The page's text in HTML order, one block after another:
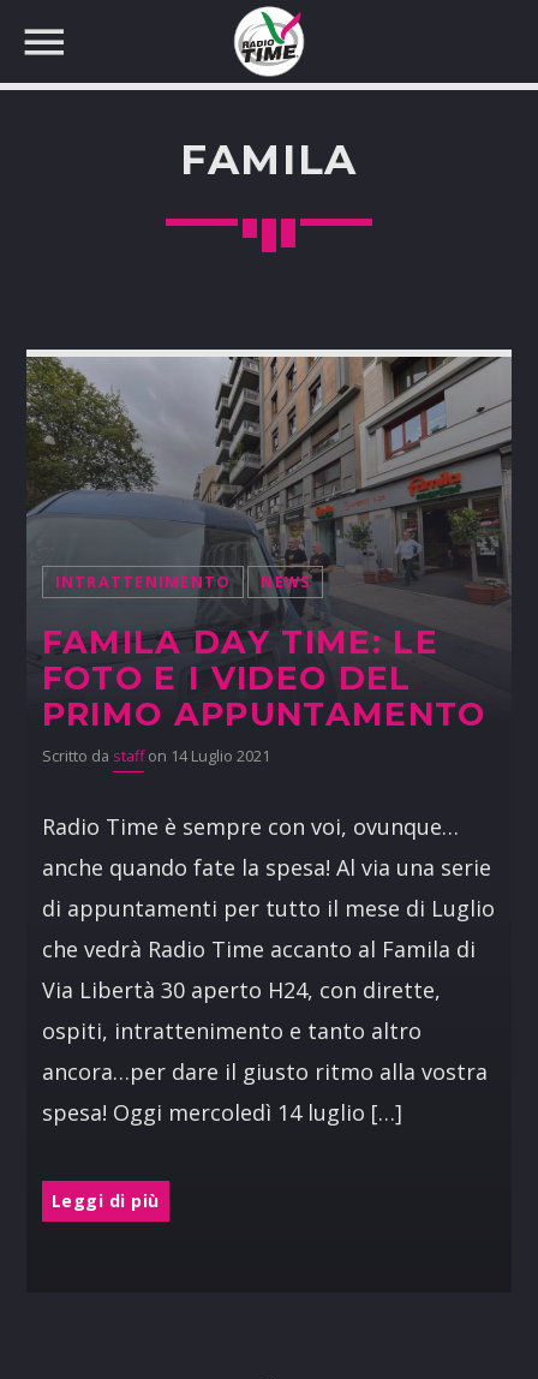
FAMILA
INTRATTENIMENTO NEWS
FAMILA DAY TIME: LE
FOTO E I VIDEO DEL
PRIMO APPUNTAMENTO
Scritto da staffon 14 Luglio 2021
Radio Time è sempre con voi, ovunque…
anche quando fate la spesa! Al via una serie
di appuntamenti per tutto il mese di Luglio
che vedrà Radio Time accanto al Famila di
Via Libertà 30 aperto H24, con dirette,
ospiti, intrattenimento e tanto altro
ancora…per dare il giusto ritmo alla vostra
spesa! Oggi mercoledì 14 luglio […]
Leggi di più